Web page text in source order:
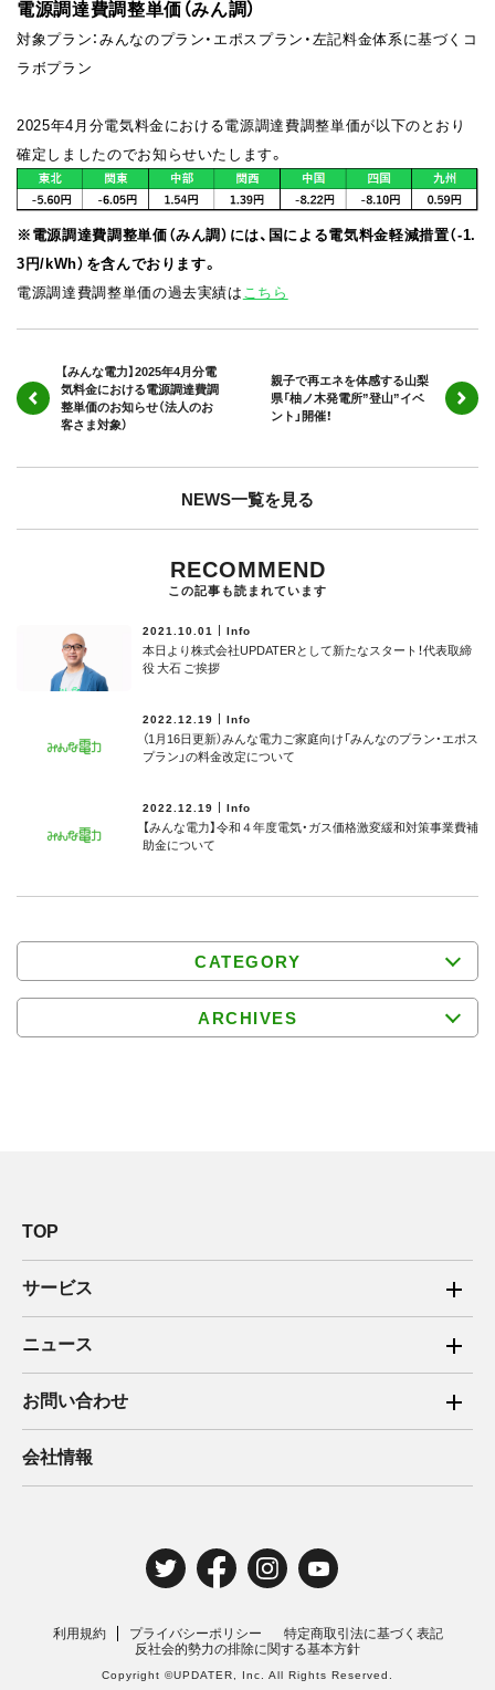
電源調達費調整単価（みん調）
対象プラン：みんなのプラン・エポスプラン・左記料金体系に基づくコ
ラボプラン
2025年4月分電気料金における電源調達費調整単価が以下のとおり
確定しましたのでお知らせいたします。
※電源調達費調整単価（みん調）には、国による電気料金軽減措置（-1.
3円/kWh）を含んでおります。
電源調達費調整単価の過去実績は こちら
【みんな電力】2025年4月分電
気料金における電源調達費調
整単価のお知らせ（法人のお
客さま対象）
親子で再エネを体感する山梨
県「柚ノ木発電所”登山”イベ
ント」開催！
NEWS一覧を見る
RECOMMEND
この記事も読まれています
2021.10.01 Info
本日より株式会社UPDATERとして新たなスタート！代表取締
役 大石 ご挨拶
2022.12.19 Info
（1月16日更新）みんな電力ご家庭向け「みんなのプラン・エポス
プラン」の料金改定について
2022.12.19 Info
【みんな電力】令和４年度電気・ガス価格激変緩和対策事業費補
助⾦について
CATEGORY
ARCHIVES
TOP
サービス
ご家庭向け電力サービス
法人向け脱炭素サービス
住宅用太陽光売電 卒FIT
ニュース
2025年
2024年
2019年
お問い合わせ
ご家庭向け電力サービス・卒FIT電気の売電
法人向け脱炭素サービス・新電力向けサービス
電気工事のお申込み
会社情報
利用規約 プライバシーポリシー
特定商取引法に基づく表記
反社会的勢力の排除に関する基本方針
Copyright ©UPDATER, Inc. All Rights Reserved.